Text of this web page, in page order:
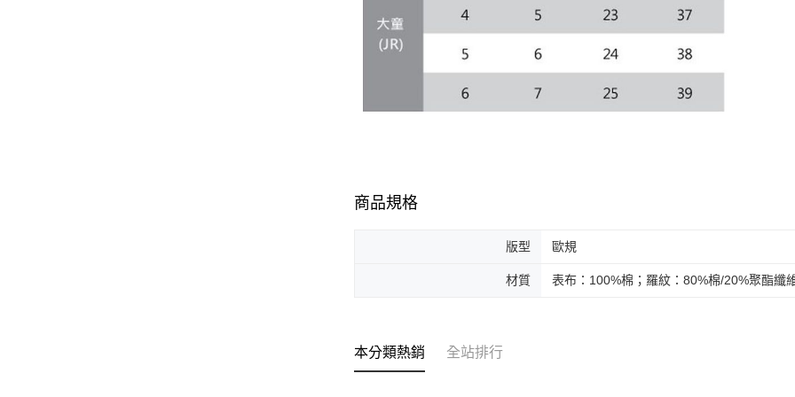
商品規格
版型 歐規
材質 表布：100%棉；羅紋：80%棉/20%聚酯纖
本分類熱銷 全站排行